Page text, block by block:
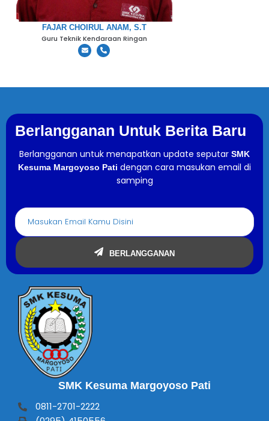
FAJAR CHOIRUL ANAM, S.T
Guru Teknik Kendaraan Ringan
Berlangganan Untuk Berita Baru
Berlangganan untuk menapatkan update seputar SMK
Kesuma Margoyoso Pati dengan cara masukan email di
samping
BERLANGGANAN
SMK Kesuma Margoyoso Pati
0811-2701-2222